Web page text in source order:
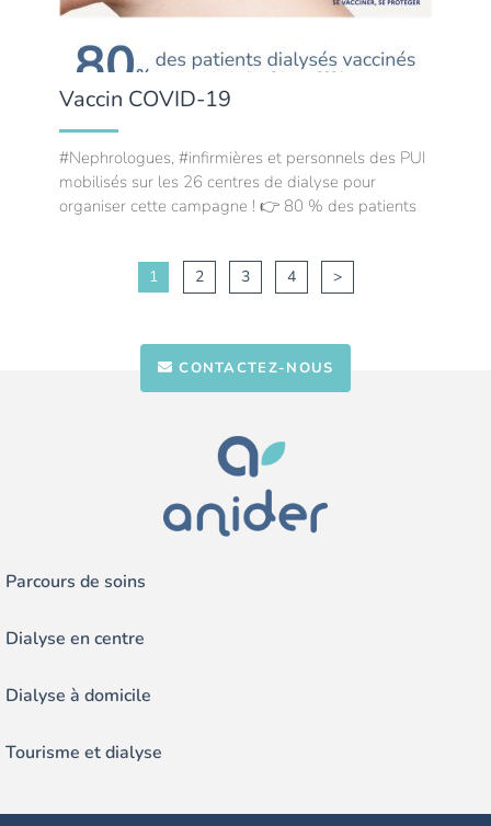
Vaccin COVID-19
#Nephrologues, #infirmières et personnels des PUI
mobilisés sur les 26 centres de dialyse pour
organiser cette campagne ! 👉 80 % des patients
1 2 3 4 >
CONTACTEZ-NOUS
Parcours de soins
Dialyse en centre
Dialyse à domicile
Tourisme et dialyse